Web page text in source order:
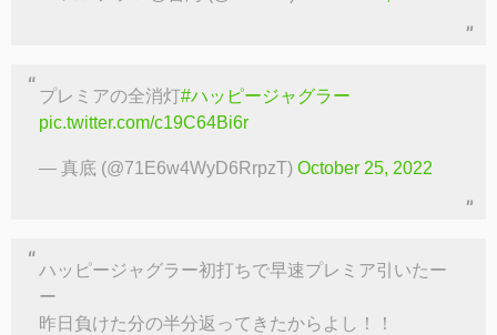
プレミアの全消灯#ハッピージャグラー
pic.twitter.com/c19C64Bi6r
— 真底 (@71E6w4WyD6RrpzT) October 25, 2022
ハッピージャグラー初打ちで早速プレミア引いたー
ー
昨日負けた分の半分返ってきたからよし！！